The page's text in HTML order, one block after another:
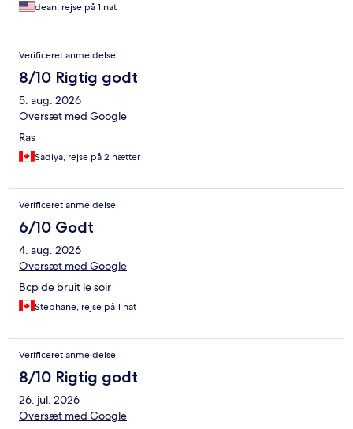
dean, rejse på 1 nat
Verificeret anmeldelse
8/10 Rigtig godt
5. aug. 2026
Oversæt med Google
Ras
Sadiya, rejse på 2 nætter
Verificeret anmeldelse
6/10 Godt
4. aug. 2026
Oversæt med Google
Bcp de bruit le soir
Stephane, rejse på 1 nat
Verificeret anmeldelse
8/10 Rigtig godt
26. jul. 2026
Oversæt med Google